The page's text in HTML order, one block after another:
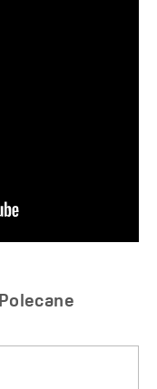
Polecane